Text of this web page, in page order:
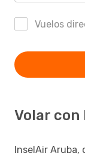
Vuelos
Volar con
InselAir Aruba,